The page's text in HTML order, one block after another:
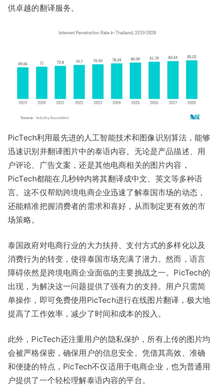
供卓越的翻译服务。
PicTech利用最先进的人工智能技术和图像识别算法，能够
迅速识别并翻译图片中的泰语内容。无论是产品描述、用
户评论、广告文案，还是其他电商相关的图片内容，
PicTech都能在几秒钟内将其翻译成中文、英文等多种语
言。这不仅帮助跨境电商企业迅速了解泰国市场的动态，
还能精准把握消费者的需求和喜好，从而制定更有效的市
场策略。
泰国政府对电商行业的大力扶持、支付方式的多样化以及
消费行为的转变，使得泰国市场充满了潜力。然而，语言
障碍依然是跨境电商企业面临的主要挑战之一。PicTech的
出现，为解决这一问题提供了强有力的支持。用户只需简
单操作，即可免费使用PicTech进行在线图片翻译，极大地
提高了工作效率，减少了时间和成本的投入。
此外，PicTech还注重用户的隐私保护，所有上传的图片均
会被严格保密，确保用户的信息安全。凭借其高效、准确
和便捷的特点，PicTech不仅适用于电商企业，也为普通用
户提供了一个轻松理解泰语内容的平台。